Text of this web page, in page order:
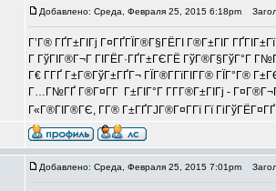
Добавлено: Среда, Февраля 25, 2015 6:18pm
Г’Г® ГҐГ±ГІГј Г¤ГҐГЇГ®Г§ГЁГІ Г®Г±ГІГ
Г ГўГІГ®Г¬Г ГІГЁГ·ГҐГ±ГЄГЁ ГўГ®Г§ГўГ°Г
Г€ Г­ГҐ Г±Г®ГўГ±ГҐГ¬ ГЇГ®Г­ГїГІГ­Г® ГЇГ°Г®
Г…Г№ГҐ Г®Г¤Г­Г Г±ГІГ°Г Г­Г­Г®Г±ГІГј -
Г«Г®ГІГ®ГЄ, Г­Г® Г±ГҐГЈГ®Г¤Г­Гї Гї
Добавлено: Среда, Февраля 25, 2015 7:01pm